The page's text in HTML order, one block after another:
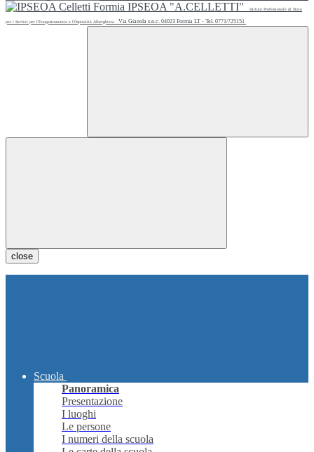
IPSEOA "A.CELLETTI" Istituto Professionale di Stato
per i Servizi per l'Enogastronomia e l'Ospitalità Alberghiera Via Gianola s.n.c. 04023 Formia LT - Tel. 0771/725151
close
Scuola
Panoramica
Presentazione
I luoghi
Le persone
I numeri della scuola